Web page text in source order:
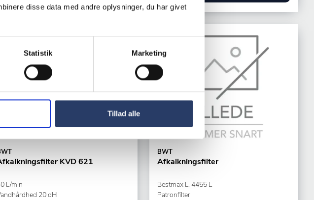
disse data med andre oplysninger, du har givet
Statistik Marketing
Tillad alle
KVD 621
L/min
20 dH
BWT
Afkalkningsfilter
Bestmax L, 4455 L
Patronfilter